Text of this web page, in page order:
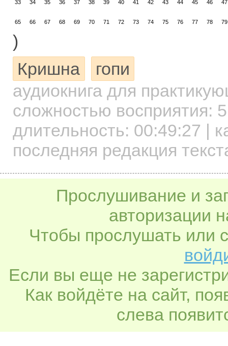
33 34 35 36 37 38 39 40 41 42 43 44 45 46 47
65 66 67 68 69 70 71 72 73 74 75 76 77 78 79
)
Кришна
гопи
аудиокнига для
сложностью восприятия: 5
длительность: 00:49:27 |
последняя редакция
Прослушивание и
авторизации
Чтобы прослушать или
Если вы еще не
Как войдёте на сайт,
слева